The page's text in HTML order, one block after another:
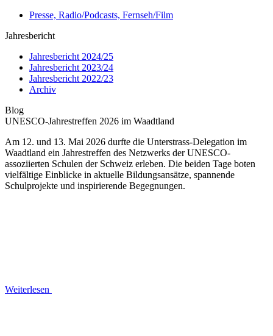
Presse, Radio/Podcasts, Fernseh/Film
Jahresbericht
Jahresbericht 2024/25
Jahresbericht 2023/24
Jahresbericht 2022/23
Archiv
Blog
UNESCO-Jahrestreffen 2026 im Waadtland
Am 12. und 13. Mai 2026 durfte die Unterstrass-Delegation im
Waadtland ein Jahrestreffen des Netzwerks der UNESCO-
assoziierten Schulen der Schweiz erleben. Die beiden Tage boten
vielfältige Einblicke in aktuelle Bildungsansätze, spannende
Schulprojekte und inspirierende Begegnungen.
Weiterlesen